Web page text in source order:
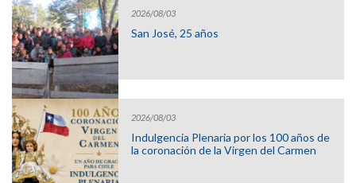
2026/08/03
San José, 25 años
2026/08/03
Indulgencia Plenaria por los 100 años de
la coronación de la Virgen del Carmen